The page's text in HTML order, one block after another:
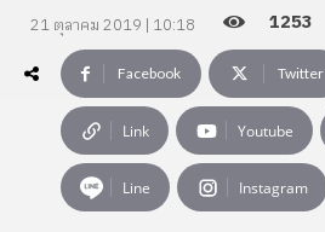
21 ตุลาคม 2019 | 10:18 1253
Facebook Twitter
Link Youtube
Line Instagram